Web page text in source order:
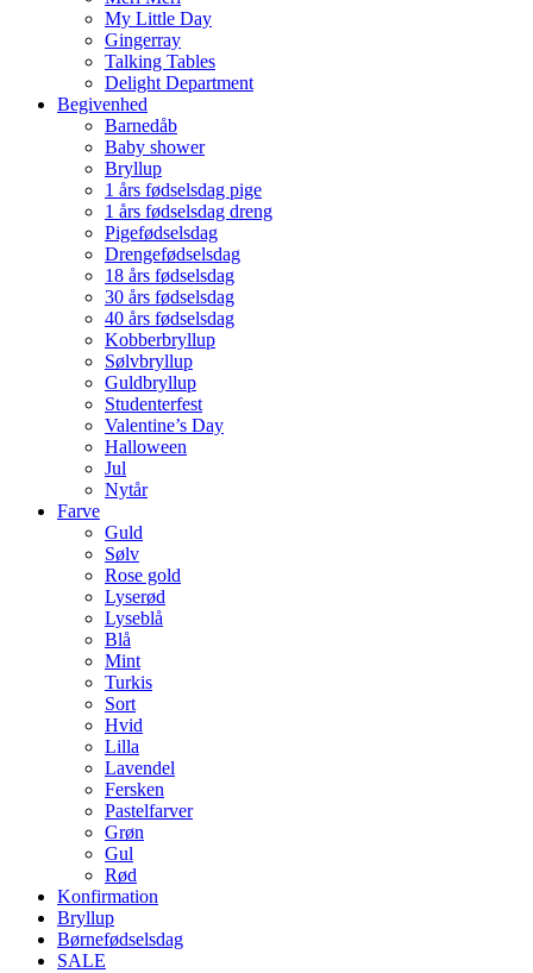
My Little Day
Gingerray
Talking Tables
Delight Department
Begivenhed
Barnedåb
Baby shower
Bryllup
1 års fødselsdag pige
1 års fødselsdag dreng
Pigefødselsdag
Drengefødselsdag
18 års fødselsdag
30 års fødselsdag
40 års fødselsdag
Kobberbryllup
Sølvbryllup
Guldbryllup
Studenterfest
Valentine’s Day
Halloween
Jul
Nytår
Farve
Guld
Sølv
Rose gold
Lyserød
Lyseblå
Blå
Mint
Turkis
Sort
Hvid
Lilla
Lavendel
Fersken
Pastelfarver
Grøn
Gul
Rød
Konfirmation
Bryllup
Børnefødselsdag
SALE